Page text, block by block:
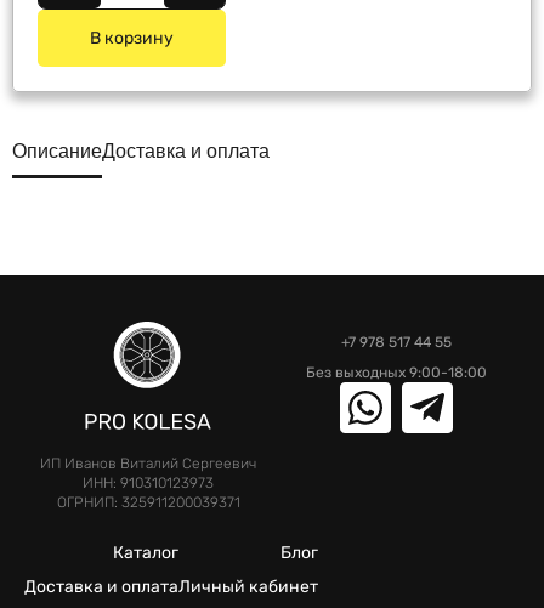
В корзину
ОписаниеДоставка и оплата
ИП Иванов Виталий Сергеевич
ИНН: 910310123973
ОГРНИП: 325911200039371
+7 978 517 44 55
Без выходных 9:00-18:00
Каталог
Доставка и оплата
Блог
Личный кабинет